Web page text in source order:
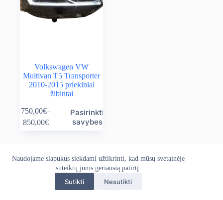
Naudojame slapukus siekdami užtikrinti, kad mūsų svetainėje
suteiktų jums geriausią patirtį.
Sutikti Nesutikti
Volkswagen VW
Multivan T5 Transporter
2010-2015 priekiniai
žibintai
750,00€–
850,00€
Price
850,00€
Pasirinkti
savybes
This
product
The
optionsApie mus Grąžinimo politika
Kontaktai
Pristatymo politika
Privatumo politika
Sąlygos ir taisyklės
Autoekranas.lt © 2026 - Visos teisės saugomos. Kopijuoti,